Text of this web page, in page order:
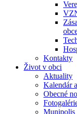
Kontakty
Život v obci
Aktuality
Kalendár
Obecné
Munipolis